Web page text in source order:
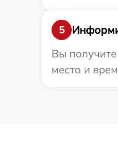
5
Вы
место и